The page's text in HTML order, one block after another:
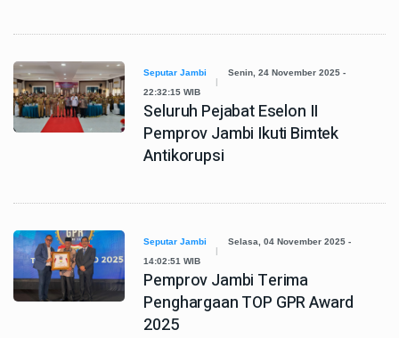
Seputar Jambi
Senin, 24 November 2025 -
22:32:15 WIB
Seluruh Pejabat Eselon II
Pemprov Jambi Ikuti Bimtek
Antikorupsi
Seputar Jambi
Selasa, 04 November 2025 -
14:02:51 WIB
Pemprov Jambi Terima
Penghargaan TOP GPR Award
2025